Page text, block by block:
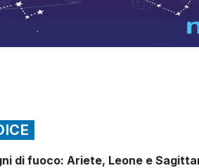
di fuoco: Ariete, Leone e